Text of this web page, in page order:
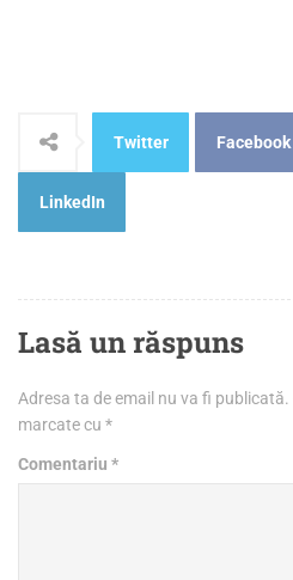
Twitter Facebook
LinkedIn
Lasă un răspuns
Adresa ta de email nu va fi publicată.
marcate cu *
Comentariu *